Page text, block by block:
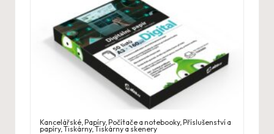
Kancelářské ,Papíry,Počítače a notebooky,Příslušenství a
papíry,Tiskárny,Tiskárny a skenery